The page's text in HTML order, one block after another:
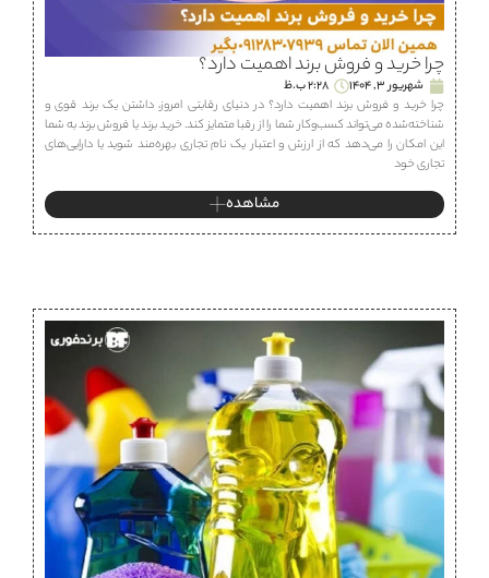
چرا خرید و فروش برند اهمیت دارد؟
شهریور 3, 1404
2:28 ب.ظ
چرا خرید و فروش برند اهمیت دارد؟ در دنیای رقابتی امروز، داشتن یک برند قوی و
شناخته‌شده می‌تواند کسب‌وکار شما را از رقبا متمایز کند. خرید برند یا فروش برند به شما
این امکان را می‌دهد که از ارزش و اعتبار یک نام تجاری بهره‌مند شوید یا دارایی‌های
تجاری خود
مشاهده